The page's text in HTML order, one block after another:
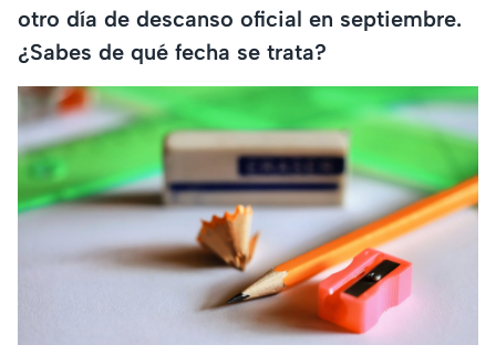
otro día de descanso oficial en septiembre.
¿Sabes de qué fecha se trata?